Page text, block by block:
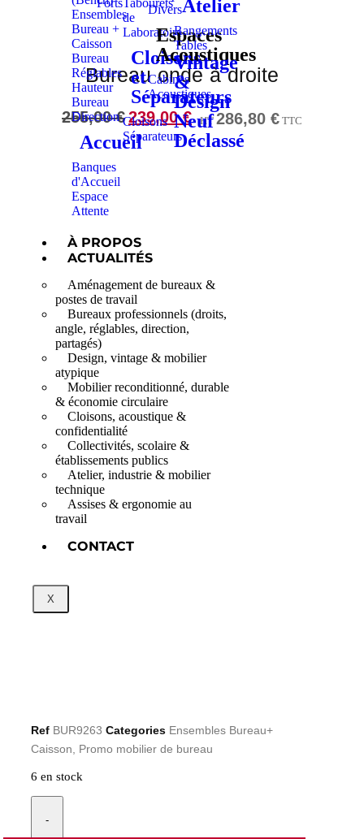
Ensembles
Bureau +
Caisson
Bureau
Réglables
Hauteur
Bureau
Direction
Accueil
Banques
d'Accueil
Espace
Attente
FortsTabourets
de
Laboratoire
Cloisons
et
Séparateurs
Cloisons
Séparateurs
Divers
Espaces
Acoustiques
Cabines
Acoustiques
Atelier
Rangements
Tables
Vintage
&
Design
Neuf
Déclassé
À PROPOS
ACTUALITÉS
Aménagement de bureaux &
postes de travail
Bureaux professionnels (droits,
angle, réglables, direction,
partagés)
Design, vintage & mobilier
atypique
Mobilier reconditionné, durable
& économie circulaire
Cloisons, acoustique &
confidentialité
Collectivités, scolaire &
établissements publics
Atelier, industrie & mobilier
technique
Assises & ergonomie au
travail
CONTACT
X
Bureau onde à droite
255,00€239,00€ HT286,80 € TTC
Ref BUR9263 Categories Ensembles Bureau+
Caisson
Promo mobilier de bureau
6 en stock
-